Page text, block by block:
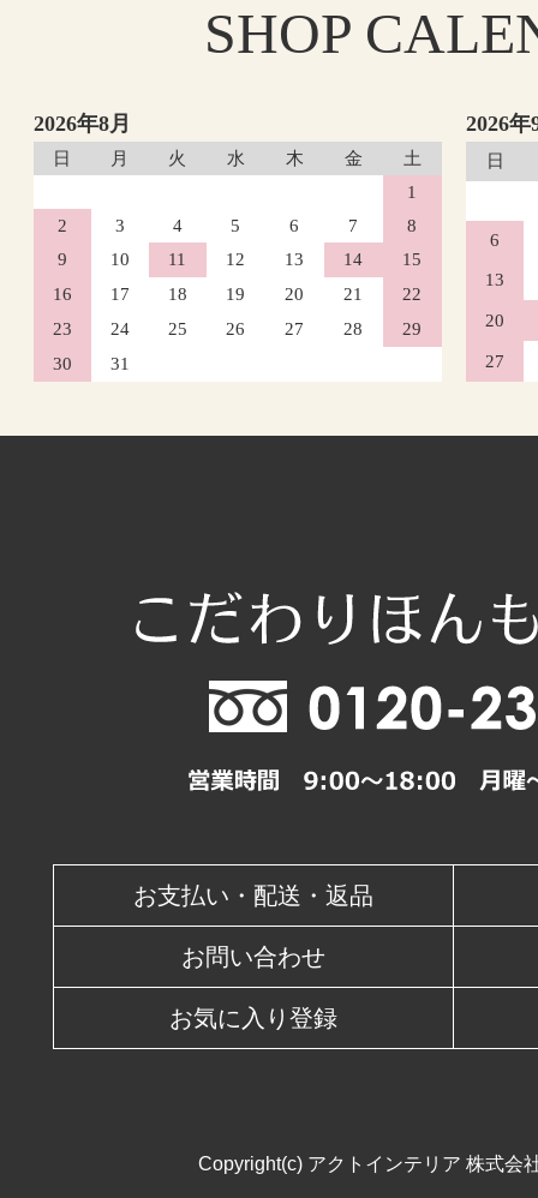
SHOP
2026年8月
日 月 火 水 木 金
土
1
2
3 4 5 6 7
8
9
10 11 12 13 14
15
16
17 18 19 20 21
22
23
24 25 26 27 28
29
30
31
2026年
日
6
13
20
27
12 13 14 15
25 26 27 29
お支払い・配送・返品
お問い合わせ
お気に入り登録
Copyright(c) アクトインテリア 株式会